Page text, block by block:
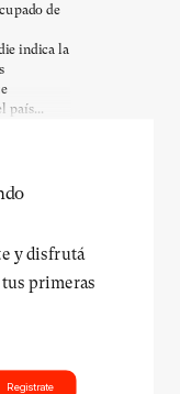
de
indica la
país...
y disfrutá
primeras
Registrate